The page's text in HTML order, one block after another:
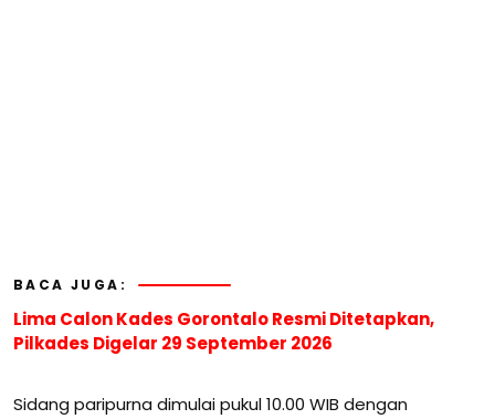
BACA JUGA:
Lima Calon Kades Gorontalo Resmi Ditetapkan,
Pilkades Digelar 29 September 2026
Sidang paripurna dimulai pukul 10.00 WIB dengan